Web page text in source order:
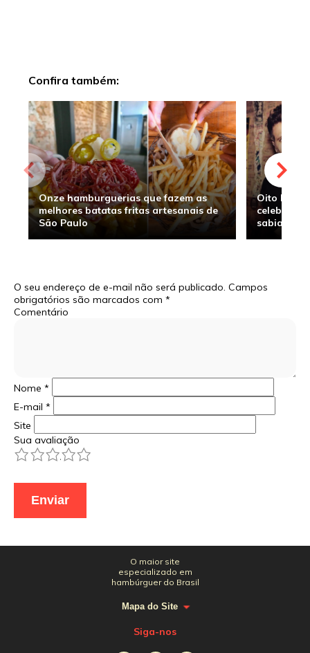
Confira também:
Onze hamburguerias que fazem as
melhores batatas fritas artesanais de
São Paulo
Oito
sabia
O seu endereço de e-mail não será publicado. Campos
obrigatórios são marcados com *
Comentário
Nome *
E-mail *
Site
Sua avaliação
5
4
3
2
O maior site
especializado em
hambúrguer do Brasil
Mapa do Site
Siga-nos